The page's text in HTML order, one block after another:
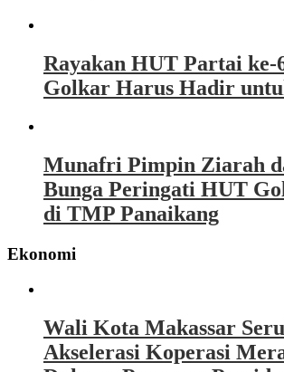
Rayakan HUT Partai
Golkar Harus Hadir
Munafri Pimpin Ziarah
Bunga Peringati HUT
di TMP Panaikang
Ekonomi
Wali Kota Makassar
Akselerasi Koperasi